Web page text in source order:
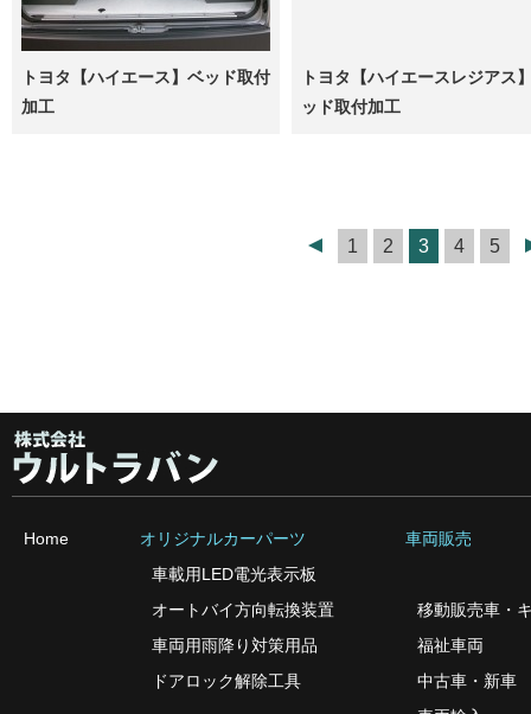
トヨタ【ハイエース】ベッド取付
加工
トヨタ【ハイエースレジアス
ッド取付加工
1 2 3 4 5
Home
オリジナルカーパーツ
車載用LED電光表示板
オートバイ方向転換装置
車両用雨降り対策用品
ドアロック解除工具
車両販売
移動販売車・
福祉車両
中古車・新車